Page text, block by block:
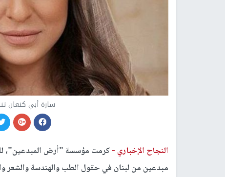
سارة أبي كنعان
النجاح الإخباري -كرمت مؤسسة "أرض المبدعين"،
مبدعين من لبنان في حقول الطب والهندسة والشعر